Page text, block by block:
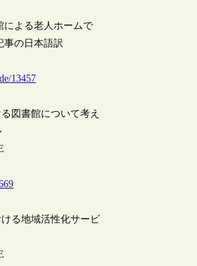
による老人ホームで
事の日本語訳
13457
図書館について考え
る地域活性化サービ